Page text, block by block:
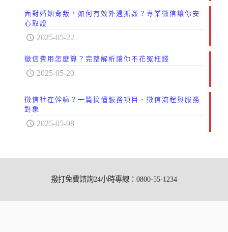
面對婚姻背叛，如何有效外遇抓姦？專業徵信讓你安
心取證
2025-05-22
徵信費用怎麼算？完整解析讓你不花冤枉錢
2025-05-20
徵信社在幹嘛？一篇搞懂服務項目、徵信流程與服務
對象
2025-05-08
撥打免費諮詢24小時專線：0800-55-1234